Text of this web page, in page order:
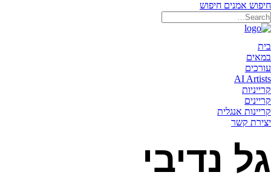
חיפוש אמנים חיפוש
בית
במאים
עורכים
AI Artists
קרייניות
קריינים
קריינות אנגלית
יצירת קשר
גל נדיבי